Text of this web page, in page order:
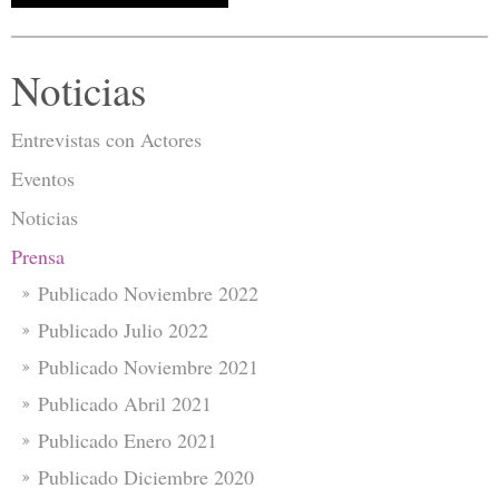
Noticias
Entrevistas con Actores
Eventos
Noticias
Prensa
Publicado Noviembre 2022
Publicado Julio 2022
Publicado Noviembre 2021
Publicado Abril 2021
Publicado Enero 2021
Publicado Diciembre 2020